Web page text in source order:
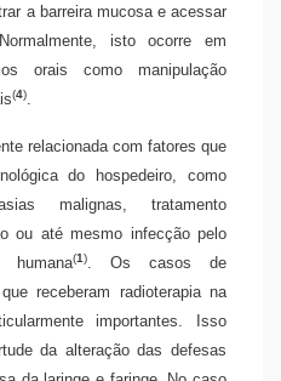
a barreira mucosa e acessar
isto ocorre em
orais como manipulação
(4)
relacionada com fatores que
do hospedeiro, como
malignas, tratamento
ou até mesmo infecção pelo
humana(1)
. Os casos de
receberam radioterapia na
importantes. Isso
da alteração das defesas